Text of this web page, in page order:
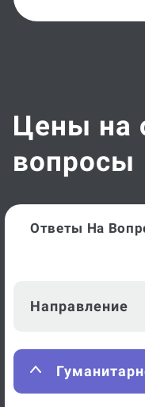
Цены на
вопросы
Ответы На
Направление